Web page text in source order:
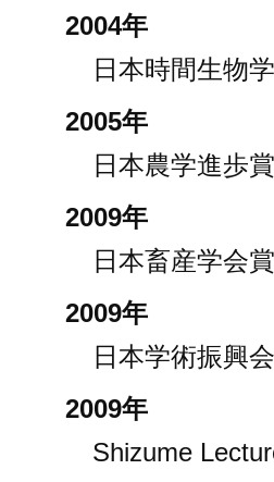
2004年
日本時間生物
2005年
日本農学進歩
2009年
日本畜産学会
2009年
日本学術振興
2009年
Shizume